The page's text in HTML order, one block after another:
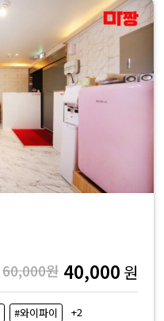
60,000원 40,000 원
#와이파이 +2